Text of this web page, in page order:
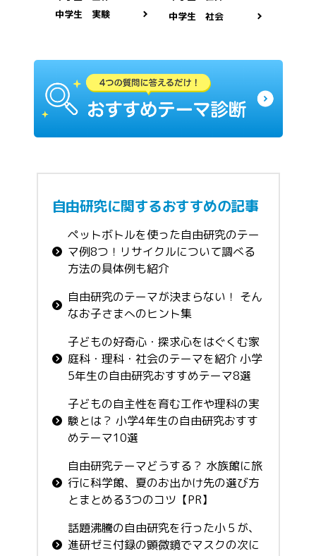
中学生 実験
中学生 社会
自由研究に関するおすすめの記事
ペットボトルを使った自由研究のテー
マ例8つ！リサイクルについて調べる
方法の具体例も紹介
自由研究のテーマが決まらない！ そん
なお子さまへのヒント集
子どもの好奇心・探求心をはぐくむ家
庭科・理科・社会のテーマを紹介 小学
5年生の自由研究おすすめテーマ8選
子どもの自主性を育む工作や理科の実
験とは？ 小学4年生の自由研究おすす
めテーマ10選
自由研究テーマどうする？ 水族館に旅
行に科学館、夏のお出かけ先の選び方
とまとめる3つのコツ【PR】
話題沸騰の自由研究を行った小５が、
進研ゼミ付録の顕微鏡でマスクの次に